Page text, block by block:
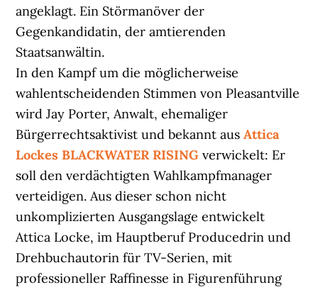
angeklagt. Ein Störmanöver der
Gegenkandidatin, der amtierenden
Staatsanwältin.
In den Kampf um die möglicherweise
wahlentscheidenden Stimmen von Pleasantville
wird Jay Porter, Anwalt, ehemaliger
Bürgerrechtsaktivist und bekannt ausAttica
Lockes BLACKWATER RISINGverwickelt: Er
soll den verdächtigten Wahlkampfmanager
verteidigen. Aus dieser schon nicht
unkomplizierten Ausgangslage entwickelt
Attica Locke, im Hauptberuf Producedrin und
Drehbuchautorin für TV-Serien, mit
professioneller Raffinesse in Figurenführung